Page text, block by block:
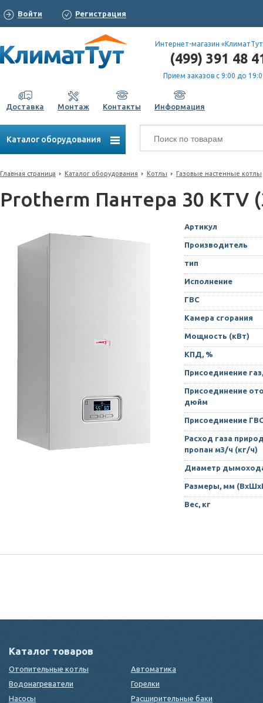
Войти Регистрация
Интернет-магазин
(499) 391 48
Прием заказов с 9:00 до
Доставка Монтаж Контакты Информация
Каталог оборудования
Главная страница Каталог оборудования Котлы Газовые настенные котлы
Protherm Пантера 30 KTV
Артикул
Производитель
тип
Исполнение
ГВС
Камера сгорания
Мощность (кВт)
КПД, %
Присоединение
Присоединение
дюйм
Присоединение
Расход газа
пропан м3/ч (кг/ч)
Диаметр
Размеры, мм
Вес, кг
Каталог товаров
Отопительные котлы
Автоматика
Водонагреватели
Горелки
Насосы
Расширительные баки